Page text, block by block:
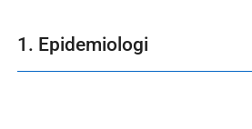
1. Epidemiologi